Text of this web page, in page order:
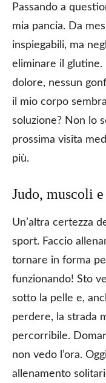
Passando a
mia pancia. Da
inspiegabili, ma
eliminare il glutine.
dolore, nessun
il mio corpo
soluzione? Non lo
prossima visita
più.
Judo, muscoli
Un’altra certezza
sport. Faccio
tornare in forma
funzionando! Sto
sotto la pelle e,
perdere, la strada
percorribile.
non vedo l’ora.
allenamento